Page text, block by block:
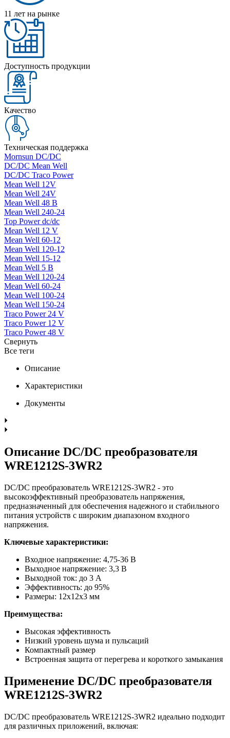
11 лет на рынке
Доступность продукции
Качество
Техническая поддержка
Mornsun DC/DC
DC/DC Mean Well
DC/DC Traco Power
Mean Well 12V
Mean Well 24V
Mean Well 48 В
Mean Well 240-24
Top Power dc/dc
Mean Well 12 V
Mean Well 60-12
Mean Well 120-12
Mean Well 15-12
Mean Well 5 В
Mean Well 120-24
Mean Well 60-24
Mean Well 100-24
Mean Well 150-24
Traco Power 24 V
Traco Power 12 V
Traco Power 48 V
Свернуть
Все теги
Описание
Характеристики
Документы
Описание DC/DC преобразователя
WRE1212S-3WR2
DC/DC преобразователь WRE1212S-3WR2 - это
высокоэффективный преобразователь напряжения,
предназначенный для обеспечения надежного и стабильного
питания устройств с широким диапазоном входного
напряжения.
Ключевые характеристики:
Входное напряжение: 4,75-36 В
Выходное напряжение: 3,3 В
Выходной ток: до 3 А
Эффективность: до 95%
Размеры: 12x12x3 мм
Преимущества:
Высокая эффективность
Низкий уровень шума и пульсаций
Компактный размер
Встроенная защита от перегрева и короткого замыкания
Применение DC/DC преобразователя
WRE1212S-3WR2
DC/DC преобразователь WRE1212S-3WR2 идеально подходит
для различных приложений, включая: